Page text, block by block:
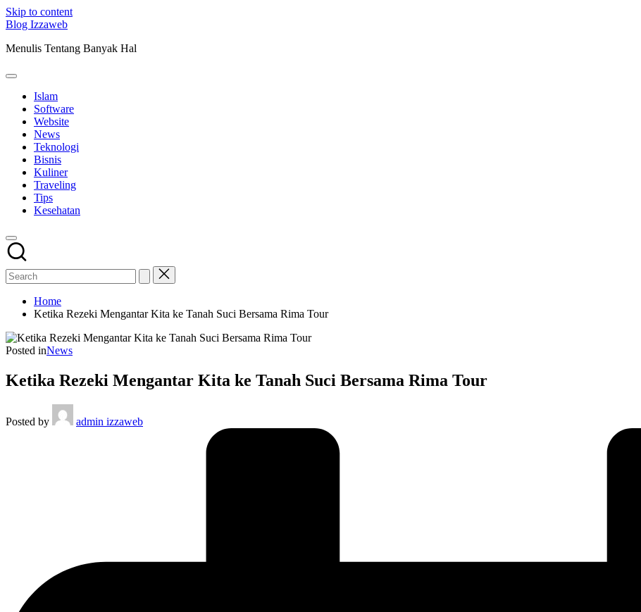
Skip to content
Blog Izzaweb
Menulis Tentang Banyak Hal
Islam
Software
Website
News
Teknologi
Bisnis
Kuliner
Traveling
Tips
Kesehatan
Home
Ketika Rezeki Mengantar Kita ke Tanah Suci Bersama Rima Tour
Posted inNews
Ketika Rezeki Mengantar Kita ke Tanah Suci Bersama Rima Tour
Posted by admin izzaweb